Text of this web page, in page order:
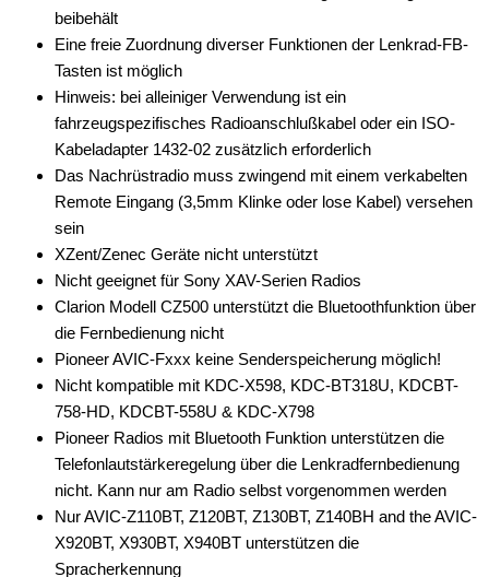
für Buick
für Cadillac
für Chevrolet
für Chrysler
für Citroen
für Dacia
für Daewoo
für DAF
für Daihatsu
für Dodge
für Fiat
für Ford
für GeneralMotors
beibehält
Eine freie Zuordnung diverser Funktionen der Lenkrad-FB-
Tasten ist möglich
Hinweis: bei alleiniger Verwendung ist ein
fahrzeugspezifisches Radioanschlußkabel oder ein ISO-
Kabeladapter 1432-02 zusätzlich erforderlich
Das Nachrüstradio muss zwingend mit einem verkabelten
Remote Eingang (3,5mm Klinke oder lose Kabel) versehen
sein
XZent/Zenec Geräte nicht unterstützt
Nicht geeignet für Sony XAV-Serien Radios
Clarion Modell CZ500 unterstützt die Bluetoothfunktion über
die Fernbedienung nicht
Pioneer AVIC-Fxxx keine Senderspeicherung möglich!
Nicht kompatible mit KDC-X598, KDC-BT318U, KDCBT-
758-HD, KDCBT-558U & KDC-X798
Pioneer Radios mit Bluetooth Funktion unterstützen die
Telefonlautstärkeregelung über die Lenkradfernbedienung
nicht. Kann nur am Radio selbst vorgenommen werden
Nur AVIC-Z110BT, Z120BT, Z130BT, Z140BH and the AVIC-
X920BT, X930BT, X940BT unterstützen die
Spracherkennung